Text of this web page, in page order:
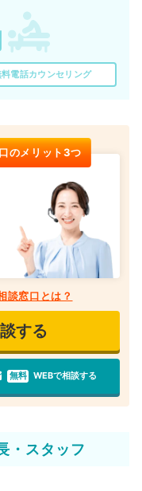
料電話カウンセリング
のメリット3つ
談窓口とは？
する
無料 WEBで相談する
・スタッフ